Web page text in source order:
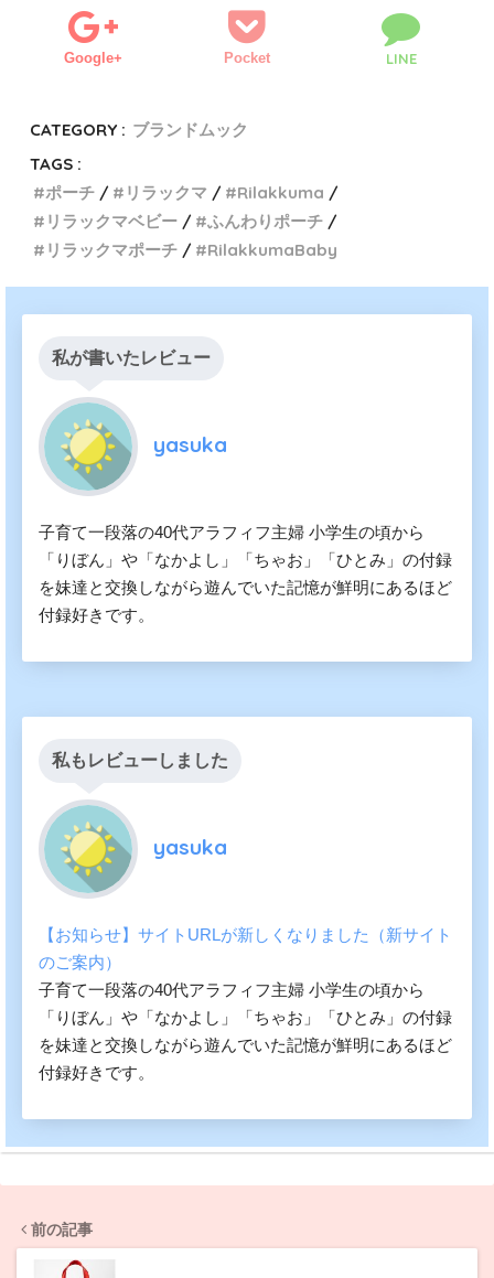
Google+ Pocket LINE
CATEGORY : ブランドムック
TAGS :
ポーチ
リラックマ
Rilakkuma
リラックマベビー
ふんわりポーチ
リラックマポーチ
RilakkumaBaby
私が書いたレビュー
yasuka
子育て一段落の40代アラフィフ主婦 小学生の頃から
「りぼん」や「なかよし」「ちゃお」「ひとみ」の付録
を妹達と交換しながら遊んでいた記憶が鮮明にあるほど
付録好きです。
私もレビューしました
yasuka
【お知らせ】サイトURLが新しくなりました（新サイト
のご案内）
子育て一段落の40代アラフィフ主婦 小学生の頃から
「りぼん」や「なかよし」「ちゃお」「ひとみ」の付録
を妹達と交換しながら遊んでいた記憶が鮮明にあるほど
付録好きです。
前の記事